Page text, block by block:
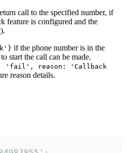
call to the specified number, if
feature is configured and the
if the phone number is in the
start the call can be made.
'fail', reason: 'Callback
reason details.